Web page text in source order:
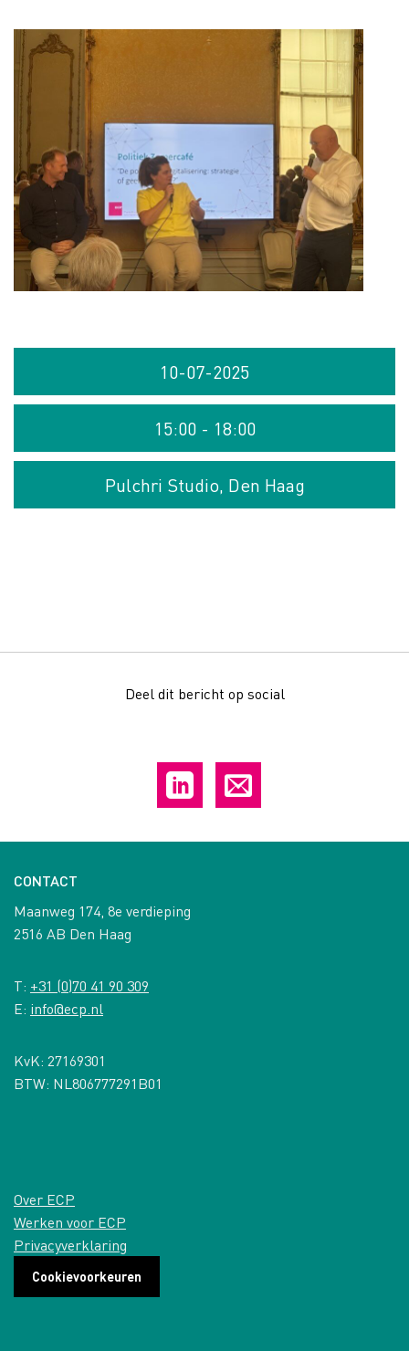
10-07-2025
15:00 - 18:00
Pulchri Studio, Den Haag
Deel dit bericht op social
CONTACT
Maanweg 174, 8e verdieping
2516 AB Den Haag
T: +31 (0)70 41 90 309
E: info@ecp.nl
KvK: 27169301
BTW: NL806777291B01
Over ECP
Werken voor ECP
Privacyverklaring
Cookievoorkeuren